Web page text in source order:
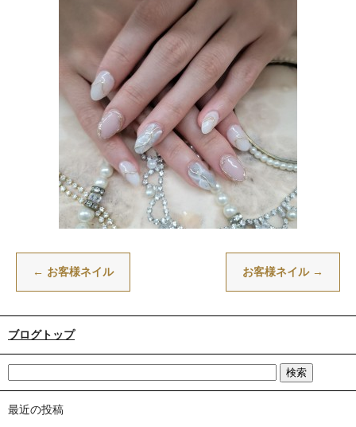
← お客様ネイル お客様ネイル →
ブログトップ
最近の投稿